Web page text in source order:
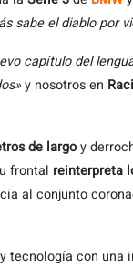
sabe el diablo por
capítulo del
y nosotros en
de largoy
frontal reinterpreta
al conjunto
tecnología con